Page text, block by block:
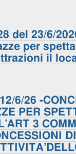
del 23/6/
per
il
6/26 -
PER
3